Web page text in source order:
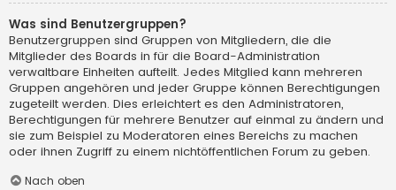
Was sind Benutzergruppen?
Benutzergruppen sind Gruppen von Mitgliedern, die die
Mitglieder des Boards in für die Board-Administration
verwaltbare Einheiten aufteilt. Jedes Mitglied kann mehreren
Gruppen angehören und jeder Gruppe können Berechtigungen
zugeteilt werden. Dies erleichtert es den Administratoren,
Berechtigungen für mehrere Benutzer auf einmal zu ändern und
sie zum Beispiel zu Moderatoren eines Bereichs zu machen
oder ihnen Zugriff zu einem nichtöffentlichen Forum zu geben.
Nach oben